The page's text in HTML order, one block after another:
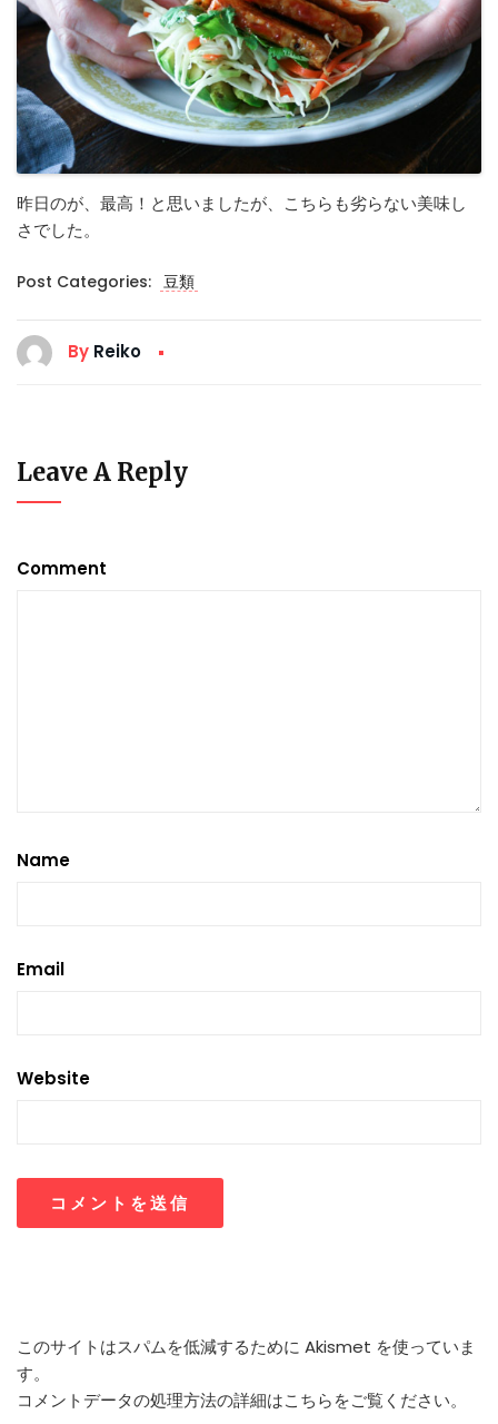
昨日のが、最高！と思いましたが、こちらも劣らない美味し
さでした。
Post Categories: 豆類
By Reiko
Leave A Reply
Comment
Name
Email
Website
このサイトはスパムを低減するために Akismet を使っていま
す。
コメントデータの処理方法の詳細はこちらをご覧ください。